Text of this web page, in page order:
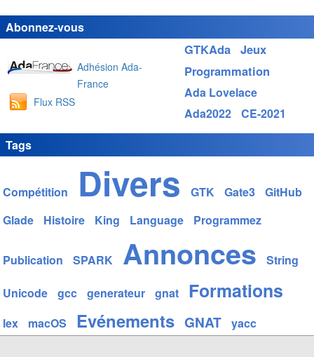
Abonnez-vous
Adhésion Ada-
France
Flux RSS
Tags
GTKAda Jeux
Programmation
Ada Lovelace
Ada2022
CE-2021
Compétition Divers GTK Gate3
GitHub
Glade
Histoire King Language Programmez
Publication SPARK Annonces String
Unicode gcc generateur gnat Formations
lex macOS Evénements GNAT yacc